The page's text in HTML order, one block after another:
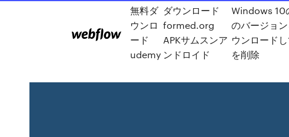
無料ダ
ウンロ
ード
udemy
ダウンロード
formed.org
APKサムスンア
ンドロイド
Windows 10
のバージョ
ウンロード
を削除